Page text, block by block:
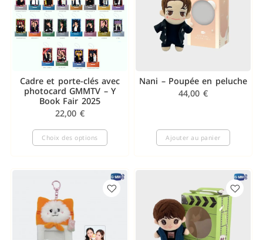
Cadre et porte-clés avec
photocard GMMTV – Y
Book Fair 2025
22,00 €
Choix des options
Nani – Poupée en peluche
44,00 €
Ajouter au panier